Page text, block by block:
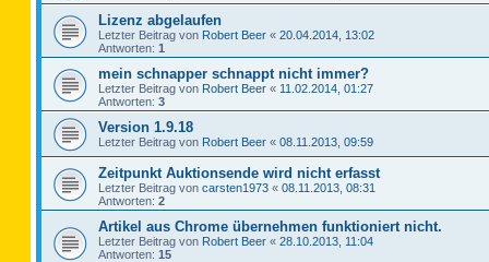
Lizenz abgelaufen
Letzter Beitrag von Robert Beer « 20.04.2014, 13:02
Antworten: 1
mein schnapper schnappt nicht immer?
Letzter Beitrag von Robert Beer « 11.02.2014, 01:27
Antworten: 3
Version 1.9.18
Letzter Beitrag von Robert Beer « 08.11.2013, 09:59
Zeitpunkt Auktionsende wird nicht erfasst
Letzter Beitrag von carsten1973 « 08.11.2013, 08:31
Antworten: 2
Artikel aus Chrome übernehmen funktioniert nicht.
Letzter Beitrag von Robert Beer « 28.10.2013, 11:04
Antworten: 15